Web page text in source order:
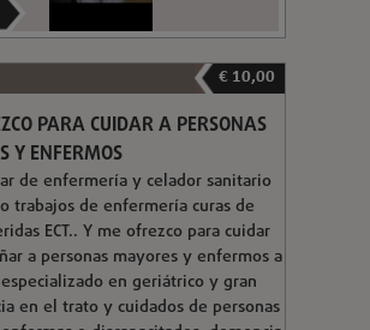
€ 10,00
PARA CUIDAR A PERSONAS
Y ENFERMOS
de enfermería y celador sanitario
trabajos de enfermería curas de
ECT.. Y me ofrezco para cuidar
a personas mayores y enfermos a
en geriátrico y gran
en el trato y cuidados de personas